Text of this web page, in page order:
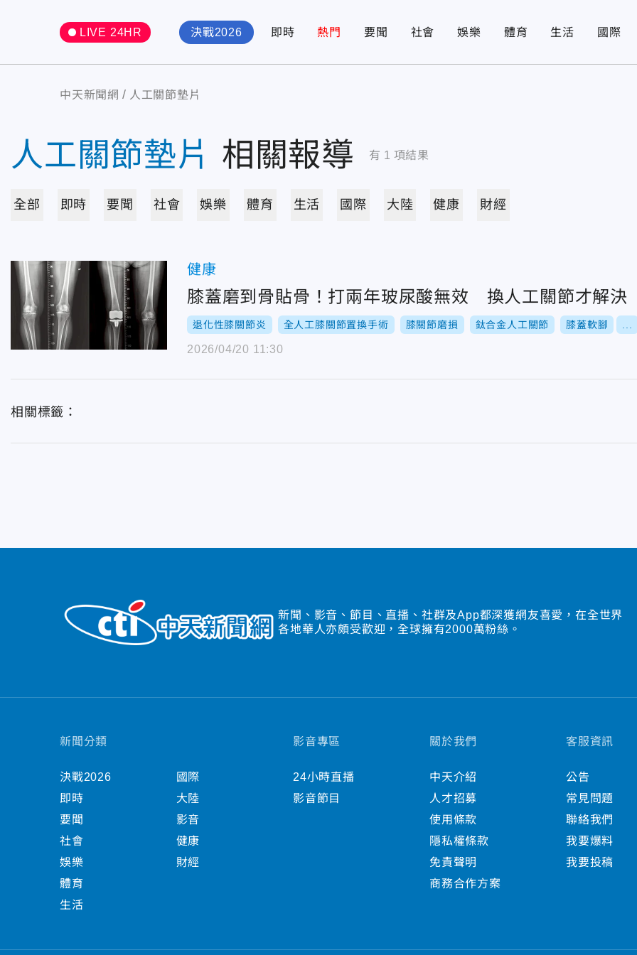
LIVE 24HR 決戰2026 即時 熱門 要聞 社會 娛樂 體育 生活 國際
中天新聞網 人工關節墊片
人工關節墊片 相關報導 有 1 項結果
全部 即時 要聞 社會 娛樂 體育 生活 國際 大陸 健康 財經
健康
膝蓋磨到骨貼骨！打兩年玻尿酸無效 換人工關節才解決
退化性膝關節炎 全人工膝關節置換手術 膝關節磨損 鈦合金人工關節 膝蓋軟腳
2026/04/20 11:30
相關標籤：
新聞、影音、節目、直播、社群及App都深獲網友喜愛，在全世界
各地華人亦頗受歡迎，全球擁有2000萬粉絲。
新聞分類
決戰2026
即時
要聞
社會
娛樂
體育
生活
國際
大陸
影音
健康
財經
影音專區
24小時直播
影音節目
關於我們
中天介紹
人才招募
使用條款
隱私權條款
免責聲明
商務合作方案
客服資訊
公告
常見問題
聯絡我們
我要爆料
我要投稿